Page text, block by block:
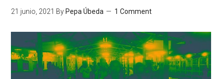
21 junio, 2021 By Pepa Úbeda 1 Comment